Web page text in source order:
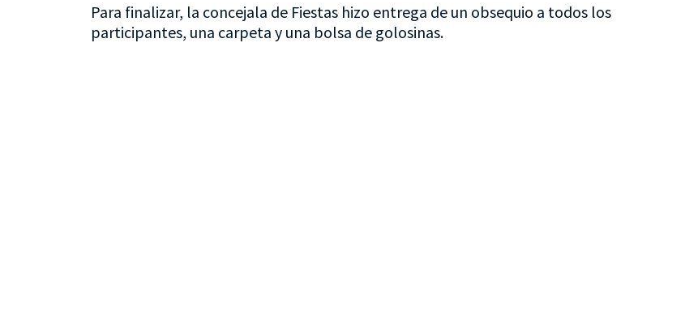
Para finalizar, la concejala de Fiestas hizo entrega de un obsequio a todos los
participantes, una carpeta y una bolsa de golosinas.